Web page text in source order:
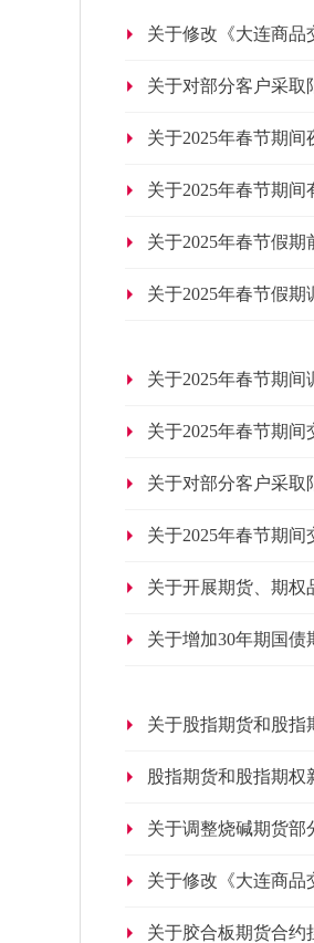
关于修改《大连商品
关于对部分客户采取
关于2025年春节期
关于2025年春节期
关于2025年春节假
关于2025年春节假
关于2025年春节期
关于2025年春节期
关于对部分客户采取
关于2025年春节期
关于开展期货、期权
关于增加30年期国
关于股指期货和股指
股指期货和股指期权
关于调整烧碱期货部
关于修改《大连商品
关于胶合板期货合约